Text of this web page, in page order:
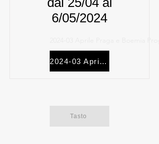
6/05/2024
2024-03 Aprile Praga e Boemia Programma
Tasto